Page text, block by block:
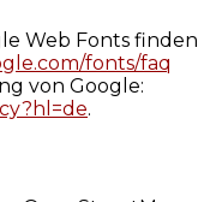
Web Fonts finden
fonts/faq
von Google:
.